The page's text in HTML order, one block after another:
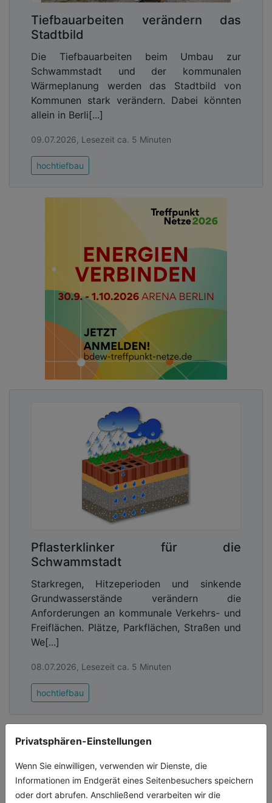
Privatsphären-Einstellungen
Wenn Sie einwilligen, verwenden wir Dienste, die
Informationen im Endgerät eines Seitenbesuchers speichern
oder dort abrufen. Anschließend verarbeiten wir die
Tiefbauarbeiten verändern das
Stadtbild
Die Tiefbauarbeiten beim Umbau zur
Schwammstadt und der kommunalen
Wärmeplanung werden das Stadtbild von
Kommunen stark verändern. Dabei könnten
allein in Berli[...]
09.07.2026, Lesezeit ca. 5 Minuten
hochtiefbau
Pflasterklinker für die
Schwammstadt
Starkregen, Hitzeperioden und sinkende
Grundwasserstände verändern die
Anforderungen an kommunale Verkehrs- und
Freiflächen. Plätze, Parkflächen, Straßen und
We[...]
08.07.2026, Lesezeit ca. 5 Minuten
hochtiefbau